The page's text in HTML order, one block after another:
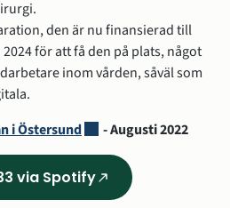
den är nu finansierad till
för att få den på plats, något
inom vården, såväl som
i ÖstersundLänk till annan
- Augusti 2022
via Spotify